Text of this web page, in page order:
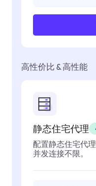
高性价比 & 高性能
静态住宅代理
配置静态住宅代
并发连接不限。